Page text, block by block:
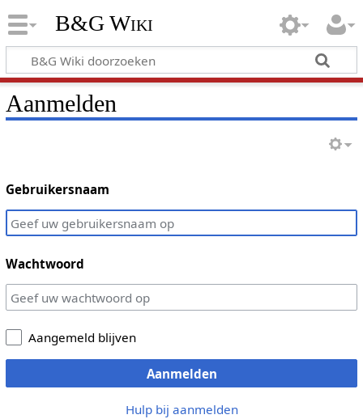
B&G Wiki
Aanmelden
Gebruikersnaam
Wachtwoord
Aangemeld blijven
Aanmelden
Hulp bij aanmelden